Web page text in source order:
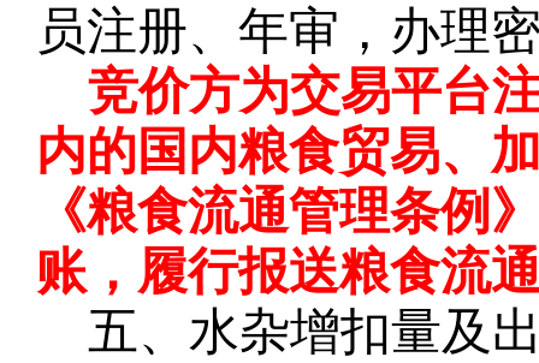
员注册、年审，办理
竞价方为交易平台
内的国内粮食贸易、
《粮食流通管理条例
账，履行报送粮食流
五、水杂增扣量及